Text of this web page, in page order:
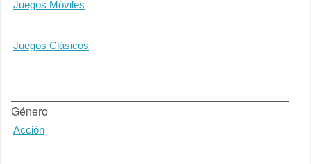
Juegos Móviles
Juegos Clásicos
Género
Acción